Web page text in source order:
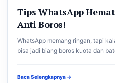
Tips WhatsApp
Anti Boros!
WhatsApp memang ringan, tapi
bisa jadi biang boros kuota dan
Baca Selengkapnya →